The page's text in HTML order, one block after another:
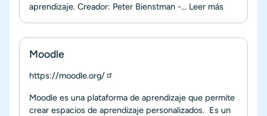
aprendizaje. Creador: Peter Bienstman -... Leer más
Moodle
https://moodle.org/
Moodle es una plataforma de aprendizaje que permite
crear espacios de aprendizaje personalizados. Es un